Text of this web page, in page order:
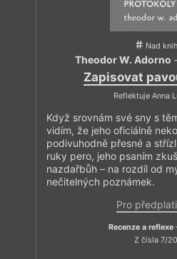
Nad
Theodor W. Adorno
Zapisovat
Reflektuje Anna
Když srovnám své sny s
vidím, že jeho oficiálně
podivuhodně přesné a
ruky pero, jeho psaním
nazdařbůh – na rozdíl od
nečitelných poznámek.
Pro
Recenze a reflexe
Z čísla 7/